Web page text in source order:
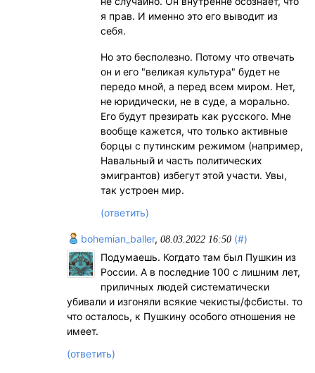
я прав. И именно это его выводит из
себя.
Но это бесполезно. Потому что отвечать
он и его "великая культура" будет не
передо мной, а перед всем миром. Нет,
не юридически, не в суде, а морально.
Его будут презирать как русского. Мне
вообще кажется, что только активные
борцы с путинским режимом (например,
Навальный и часть политических
эмигрантов) избегут этой участи. Увы,
так устроен мир.
(ответить)
bohemian_baller,08.03.2022 16:50 (#)
Подумаешь. Когдато там был Пушкин из
России. А в последние 100 с лишним лет,
приличных людей систематически
убивали и изгоняли всякие чекисты/фсбисты. то
что осталось, к Пушкину особого отношения не
имеет.
(ответить)